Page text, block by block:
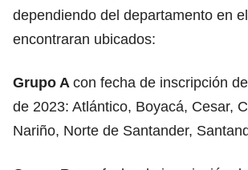
dependiendo del departamento en
encontraran ubicados:
Grupo A con fecha de inscripción
de 2023: Atlántico, Boyacá, Cesar,
Nariño, Norte de Santander,